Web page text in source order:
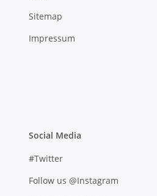
Sitemap
Impressum
Social Media
#Twitter
Follow us @Instagram